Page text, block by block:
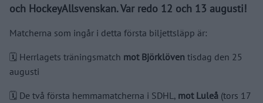
och HockeyAllsvenskan. Var redo 12 och 13 augusti!
Matcherna som ingår i detta första biljettsläpp är:
🗓️ Herrlagets träningsmatch mot Björklöven tisdag den 25
augusti
🗓️ De två första hemmamatcherna i SDHL, mot Luleå (tors 17